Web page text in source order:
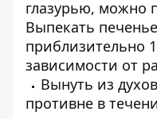
глазурью, можно
Выпекать
приблизительно
зависимости от
Вынуть из
противне в